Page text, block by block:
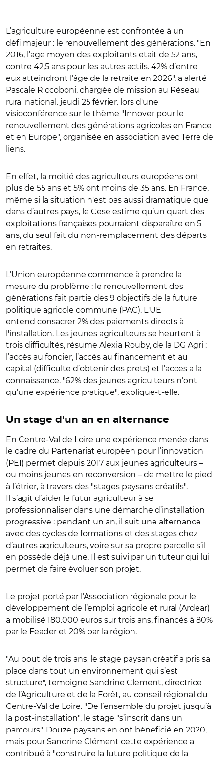
L’agriculture européenne est confrontée à un
défi majeur : le renouvellement des générations. "En
2016, l’âge moyen des exploitants était de 52 ans,
contre 42,5 ans pour les autres actifs. 42% d’entre
eux atteindront l’âge de la retraite en 2026", a alerté
Pascale Riccoboni, chargée de mission au Réseau
rural national, jeudi 25 février, lors d'une
visioconférence sur le thème "Innover pour le
renouvellement des générations agricoles en France
et en Europe", organisée en association avec Terre de
liens.
En effet, la moitié des agriculteurs européens ont
plus de 55 ans et 5% ont moins de 35 ans. En France,
même si la situation n'est pas aussi dramatique que
dans d’autres pays, le Cese estime qu’un quart des
exploitations françaises pourraient disparaître en 5
ans, du seul fait du non-remplacement des départs
en retraites.
L’Union européenne commence à prendre la
mesure du problème : le renouvellement des
générations fait partie des 9 objectifs de la future
politique agricole commune (PAC). L'UE
entend consacrer 2% des paiements directs à
l'installation. Les jeunes agriculteurs se heurtent à
trois difficultés, résume Alexia Rouby, de la DG Agri :
l’accès au foncier, l’accès au financement et au
capital (difficulté d’obtenir des prêts) et l’accès à la
connaissance. "62% des jeunes agriculteurs n’ont
qu’une expérience pratique", explique-t-elle.
Un stage d'un an en alternance
En Centre-Val de Loire une expérience menée dans
le cadre du Partenariat européen pour l’innovation
(PEI) permet depuis 2017 aux jeunes agriculteurs –
ou moins jeunes en reconversion – de mettre le pied
à l’étrier, à travers des "stages paysans créatifs".
Il s’agit d’aider le futur agriculteur à se
professionnaliser dans une démarche d’installation
progressive : pendant un an, il suit une alternance
avec des cycles de formations et des stages chez
d’autres agriculteurs, voire sur sa propre parcelle s’il
en possède déjà une. Il est suivi par un tuteur qui lui
permet de faire évoluer son projet.
Le projet porté par l’Association régionale pour le
développement de l’emploi agricole et rural (Ardear)
a mobilisé 180.000 euros sur trois ans, financés à 80%
par le Feader et 20% par la région.
"Au bout de trois ans, le stage paysan créatif a pris sa
place dans tout un environnement qui s’est
structuré", témoigne Sandrine Clément, directrice
de l’Agriculture et de la Forêt, au conseil régional du
Centre-Val de Loire. "De l’ensemble du projet jusqu’à
la post-installation", le stage "s’inscrit dans un
parcours". Douze paysans en ont bénéficié en 2020,
mais pour Sandrine Clément cette expérience a
contribué à "construire la future politique de la